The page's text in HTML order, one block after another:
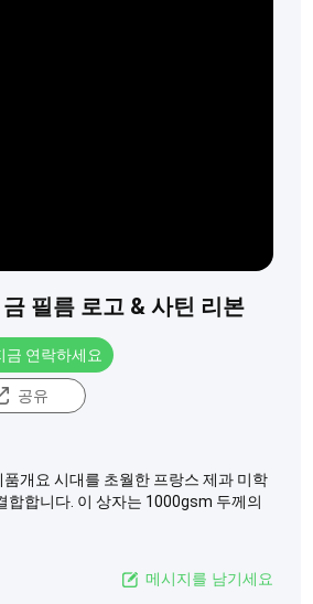
필름 로고 & 사틴 리본
금 연락하세요
공유
개요 시대를 초월한 프랑스 제과 미학
합합니다. 이 상자는 1000gsm 두께의
메시지를 남기세요